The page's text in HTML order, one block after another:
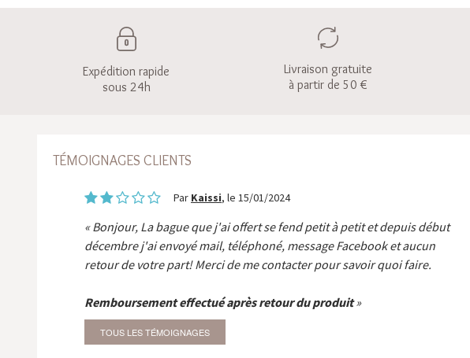
Expédition rapide
sous 24h
Livraison gratuite
à partir de 50 €
TÉMOIGNAGES CLIENTS
Par Kaissi, le 15/01/2024
Bonjour, La bague que j'ai offert se fend petit à petit et depuis début
décembre j'ai envoyé mail, téléphoné, message Facebook et aucun
retour de votre part! Merci de me contacter pour savoir quoi faire.
Remboursement effectué après retour du produit
TOUS LES TÉMOIGNAGES